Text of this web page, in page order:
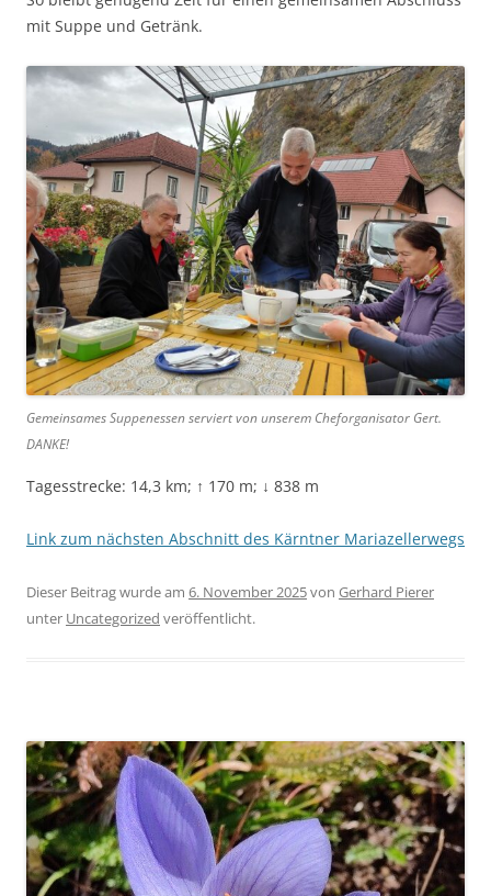
mit Suppe und Getränk.
Gemeinsames Suppenessen serviert von unserem Cheforganisator Gert.
DANKE!
Tagesstrecke: 14,3 km; ↑ 170 m; ↓ 838 m
Link zum nächsten Abschnitt des Kärntner Mariazellerwegs
Dieser Beitrag wurde am 6. November 2025von Gerhard Pierer
unter Uncategorized veröffentlicht.